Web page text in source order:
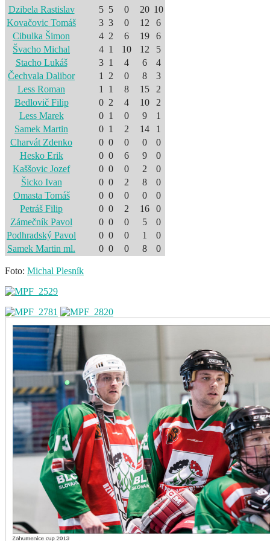
Dzibela Rastislav
5 5 0 20 10
Kovačovic Tomáš
3 3 0 12
6
Cibulka Šimon
4 2 6 19
6
Švacho Michal
4 1 10 12
5
Stacho Lukáš
3 1 4 6
4
Čechvala Dalibor
1 2 0 8
3
Less Roman
1 1 8 15
2
Bedlovič Filip
0 2 4 10
2
Less Marek
0 1 0 9
1
Samek Martin
0 1 2 14
1
Charvát Zdenko
0 0 0 0
0
Hesko Erik
0 0 6 9
0
Kaššovic Jozef
0 0 0 2
0
Šicko Ivan
0 0 2 8
0
Omasta Tomáš
0 0 0 0
0
Petráš Filip
0 0 2 16
0
Zámečník Pavol
0 0 0 5
0
Podhradský Pavol
0 0 0 1
0
Samek Martin ml.
0 0 0 8 0
Foto: Michal Plesník